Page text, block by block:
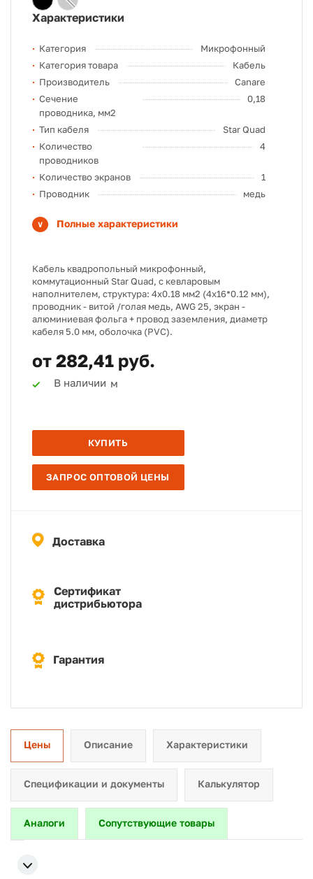
Характеристики
Категория
Микрофонный
Категория товара
Кабель
Производитель
Canare
Сечение
проводника, мм2
0,18
Тип кабеля
Star Quad
Количество
проводников
4
Количество экранов
1
Проводник
медь
Полные характеристики
Кабель квадропольный микрофонный,
коммутационный Star Quad, с кевларовым
наполнителем, структура: 4х0.18 мм2 (4х16*0.12 мм),
проводник - витой /голая медь, AWG 25, экран -
алюминиевая фольга + провод заземления, диаметр
кабеля 5.0 мм, оболочка (PVC).
от 282,41 руб.
В наличии м
КУПИТЬ
ЗАПРОС ОПТОВОЙ ЦЕНЫ
Доставка
Сертификат
дистрибьютора
Гарантия
Цены Описание Характеристики
Спецификации и документы Калькулятор
Аналоги Сопутствующие товары